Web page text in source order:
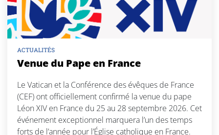
ACTUALITÉS
Venue du Pape en France
Le Vatican et la Conférence des évêques de France
(CEF) ont officiellement confirmé la venue du pape
Léon XIV en France du 25 au 28 septembre 2026. Cet
événement exceptionnel marquera l’un des temps
forts de l’année pour l’Église catholique en France.